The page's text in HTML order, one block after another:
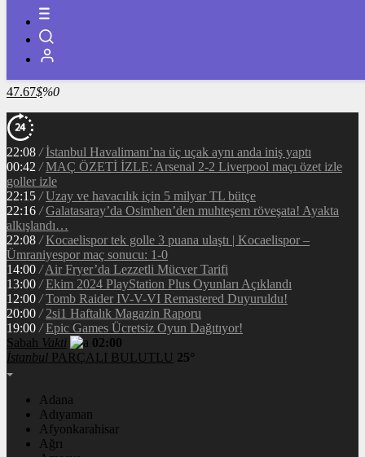
RİPPLE
49.71
%2.4
TETHER
47.67$%0
22:08 / İstanbul Havalimanı’na üç uçak aynı anda iniş yaptı
00:42 / MAÇ ÖZETİ İZLE: Arsenal 2-2 Liverpool maçı özet izle
goller izle
22:15 / Uzay ve havacılık için 5 milyar TL bütçe
22:16 / Galatasaray’da Osimhen’den muhteşem röveşata! Ayakta
alkışlandı…
22:08 / Kocaelispor tek golle 3 puana ulaştı | Kocaelispor –
Ümraniyespor maç sonucu: 1-0
14:00 / Air Fryer’da Lezzetli Mücver Tarifi
13:00 / Ekim 2024 PlayStation Plus Oyunları Açıklandı
12:00 / Tomb Raider IV-V-VI Remastered Duyuruldu!
20:00 / 2si1 Haftalık Magazin Raporu
19:00 / Epic Games Ücretsiz Oyun Dağıtıyor!
Sabah Vakti
02:00
İstanbul PARÇALI BULUTLU 25°
Adana
Adıyaman
Afyonkarahisar
Ağrı